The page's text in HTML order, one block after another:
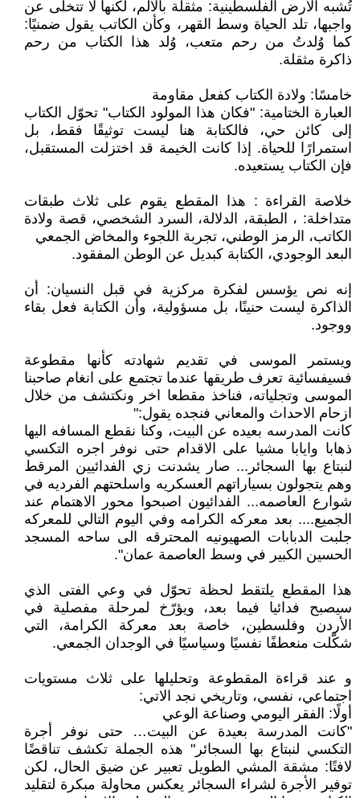
تُشبه الأرض الفلسطينية: مثقلة بالألم، لكنها لا تتخلى عن
واجبها، تلد الحياة وسط القهر، وكأن الكاتب يقول ضمنيًا:
كما وُلدتُ من رحم متعب، وُلد هذا الكتاب من رحم
ذاكرة مثقلة.
خامسًا: ولادة الكتاب كفعل مقاومة
العبارة الختامية: "فكان هذا المولود الكتاب" تحوّل الكتاب
إلى كائن حي، فالكتابة هنا ليست توثيقًا فقط، بل
استمرارًا للحياة. إذا كانت الخيمة قد اختزلت المستقبل،
فإن الكتاب يستعيده.
خلاصة القراءة : هذا المقطع يقوم على ثلاث طبقات
متداخلة: ، الطبقة، الدلالة، السرد الشخصي، قصة ولادة
الكاتب، الرمز الوطني، تجربة اللجوء والمخاض الجمعي
البعد الوجودي، الكتابة كبديل عن الوطن المفقود.
إنه نص يؤسس لفكرة مركزية في قبل النسيان: أن
الذاكرة ليست حنينًا، بل مسؤولية، وأن الكتابة فعل بقاء
ووجود.
ويستمر الموسى في تقديم شهادته كأنها مقطوعة
فسيفسائية تعرف طريقها عندما تجتمع على انغام صاحبنا
الموسى وتجلياته، فناخذ مقطعا اخر ونكتشف من خلال
ازحام الاحداث والمعاني فنجده يقول:"
كانت المدرسه بعيده عن البيت، وكنا نقطع المسافه اليها
ذهابا وايابا مشيا على الاقدام حتى نوفر اجره التكسي
لنبتاع بها السجائر... صار يشدنت زي الفدائيين المرقط
وهم يتجولون بسياراتهم العسكريه واسلحتهم الفرديه في
شوارع العاصمه... الفدائيون اصبحوا محور الاهتمام عند
الجميع.... بعد معركه الكرامه وفي اليوم التالي للمعركه
جلبت الدبابات الصهيونيه المحترقه الى ساحه المسجد
الحسين الكبير في وسط العاصمة عمان".
هذا المقطع يلتقط لحظة تحوّل في وعي الفتى الذي
سيصبح فدائيا فيما بعد، ويؤرّخ لمرحلة مفصلية في
الأردن وفلسطين، خاصة بعد معركة الكرامة، التي
شكّلت منعطفًا نفسيًا وسياسيًا في الوجدان الجمعي.
و عند قراءة المقطوعة وتحليلها على ثلاث مستويات
اجتماعي، نفسي، وتاريخي نجد الاتي:
أولًا: الفقر اليومي وصناعة الوعي
"كانت المدرسة بعيدة عن البيت… حتى نوفر أجرة
التكسي لنبتاع بها السجائر" هذه الجملة تكشف تناقضًا
لافتًا: مشقة المشي الطويل تعبير عن ضيق الحال، لكن
توفير الأجرة لشراء السجائر يعكس محاولة مبكرة لتقليد